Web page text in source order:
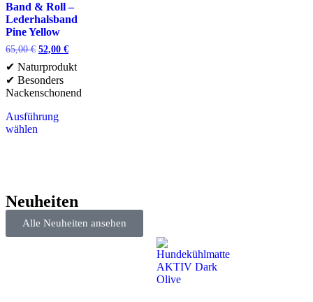
Band & Roll –
Lederhalsband
Pine Yellow
65,00€ 52,00 €
✔ Naturprodukt
✔ Besonders
Nackenschonend
Ausführung
wählen
Neuheiten
Alle Neuheiten ansehen